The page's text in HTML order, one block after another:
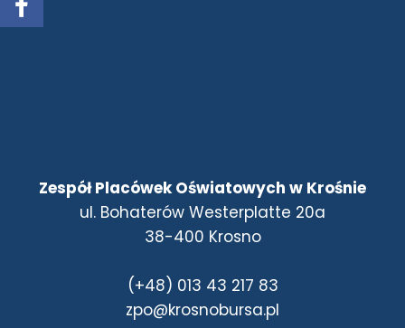
Zespół Placówek Oświatowych w Krośnie
ul. Bohaterów Westerplatte 20a
38-400 Krosno
(+48) 013 43 217 83
zpo@krosnobursa.pl